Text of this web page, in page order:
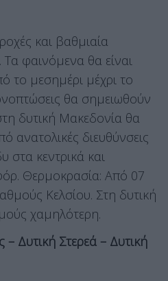
και βαθμιαία
Τα φαινόμενα θα είναι
το μεσημέρι μέχρι το
θα σημειωθούν
δυτική Μακεδονία θα
ανατολικές διευθύνσεις
κεντρικά και
Θερμοκρασία: Από 07
Κελσίου. Στη δυτική
χαμηλότερη.
– Δυτική Στερεά – Δυτική